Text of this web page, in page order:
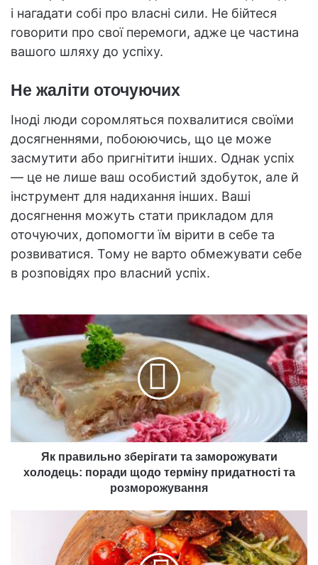
і нагадати собі про власні сили. Не бійтеся
говорити про свої перемоги, адже це частина
вашого шляху до успіху.
Не жаліти оточуючих
Іноді люди соромляться похвалитися своїми
досягненнями, побоюючись, що це може
засмутити або пригнітити інших. Однак успіх
— це не лише ваш особистий здобуток, але й
інструмент для надихання інших. Ваші
досягнення можуть стати прикладом для
оточуючих, допомогти їм вірити в себе та
розвиватися. Тому не варто обмежувати себе
в розповідях про власний успіх.
Як
правильно
зберігати
заморожувати
холодець:
поради
терміну
придатностіЯк правильно зберігати та заморожувати
холодець: поради щодо терміну придатності та
розморожування